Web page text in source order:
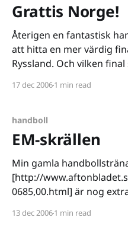
Grattis Norge!
Återigen en fantastisk
att hitta en mer värdig
Ryssland. Och vilken final sen... Ett
utspelad. Han glömde
såg till att
17 dec 20061 min read
handboll
EM-skrällen
Min gamla
[http://
0685,00.html] är nog
var otrolig. Sveriges
13 dec 20061 min read